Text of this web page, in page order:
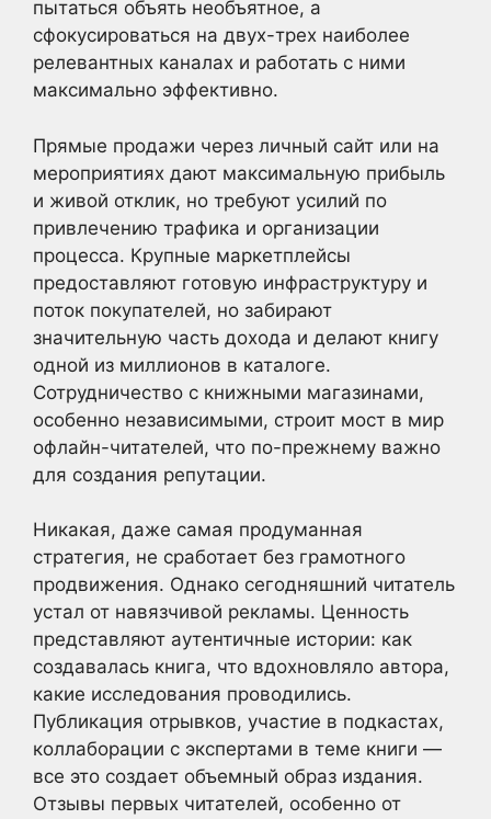
пытаться объять необъятное, а
сфокусироваться на двух-трех наиболее
релевантных каналах и работать с ними
максимально эффективно.
Прямые продажи через личный сайт или на
мероприятиях дают максимальную прибыль
и живой отклик, но требуют усилий по
привлечению трафика и организации
процесса. Крупные маркетплейсы
предоставляют готовую инфраструктуру и
поток покупателей, но забирают
значительную часть дохода и делают книгу
одной из миллионов в каталоге.
Сотрудничество с книжными магазинами,
особенно независимыми, строит мост в мир
офлайн-читателей, что по-прежнему важно
для создания репутации.
Никакая, даже самая продуманная
стратегия, не сработает без грамотного
продвижения. Однако сегодняшний читатель
устал от навязчивой рекламы. Ценность
представляют аутентичные истории: как
создавалась книга, что вдохновляло автора,
какие исследования проводились.
Публикация отрывков, участие в подкастах,
коллаборации с экспертами в теме книги —
все это создает объемный образ издания.
Отзывы первых читателей, особенно от